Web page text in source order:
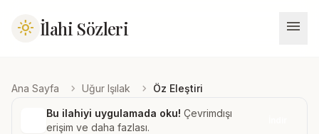
light_mode İlahi Sözleri menu
Ana Sayfa chevron_right Uğur Işılak chevron_right Öz Eleştiri
Bu ilahiyi uygulamada oku! Çevrimdışı
erişim ve daha fazlası.